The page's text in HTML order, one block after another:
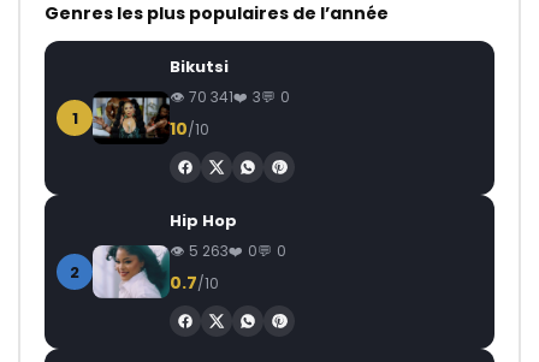
Genres les plus populaires de l’année
1
Bikutsi
70 341 3 0
10/10
2
Hip Hop
5 263 0 0
0.7/10